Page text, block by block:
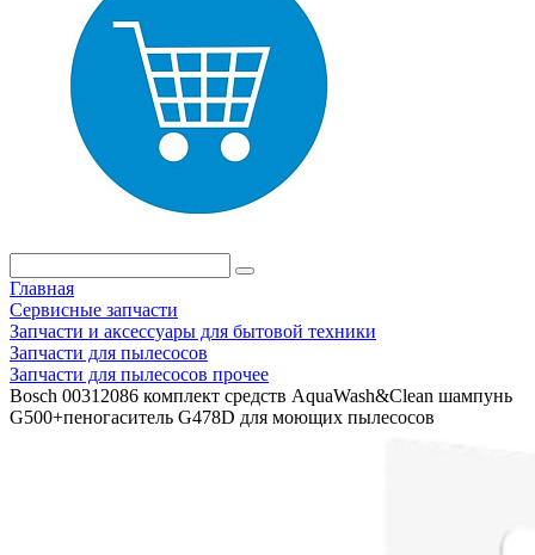
Главная
Сервисные запчасти
Запчасти и аксессуары для бытовой техники
Запчасти для пылесосов
Запчасти для пылесосов прочее
Bosch 00312086 комплект средств AquaWash&Clean шампунь
G500+пеногаситель G478D для моющих пылесосов